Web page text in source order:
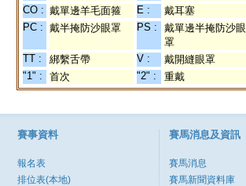
CO : 戴單邊羊毛面箍 E : 戴耳塞
PC : 戴半掩防沙眼罩 PS :
戴單邊半掩防沙眼
罩
TT : 綁繫舌帶 V : 戴開縫眼罩
"1" :
首次 "2" : 重戴
賽事資料
報名表
排位表(本地)
賽馬消息及資訊
賽馬消息
賽馬新聞資料庫